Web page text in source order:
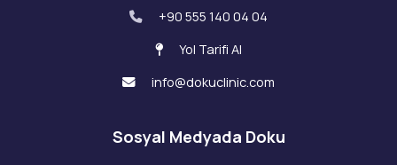
+90 555 140 04 04
Yol Tarifi Al
info@dokuclinic.com
Sosyal Medyada Doku